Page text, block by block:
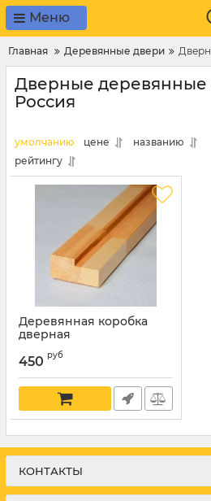
Меню
Главная Деревянные двери
Дверные деревянные
Россия
умолчанию цене
названию
рейтингу
Деревянная коробка
дверная
450 руб
КОНТАКТЫ